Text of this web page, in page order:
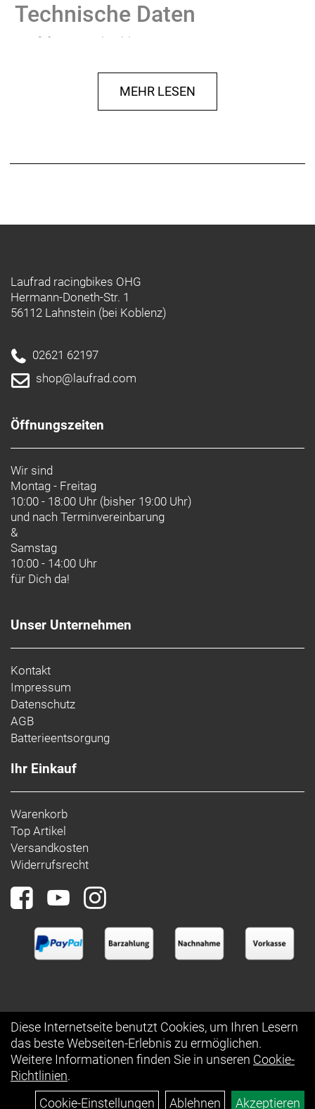
Technische Daten
Ausführung:
Faltschloss
hoch
universal
MEHR LESEN
Laufrad racingbikes OHG
Hermann-Doneth-Str. 1
56112 Lahnstein (bei Koblenz)
02621 62197
shop@laufrad.com
Öffnungszeiten
Wir sind
Montag - Freitag
10:00 - 18:00 Uhr (bisher 19:00 Uhr)
und nach Terminvereinbarung
&
Samstag
10:00 - 14:00 Uhr
für Dich da!
Unser Unternehmen
Kontakt
Impressum
Datenschutz
AGB
Batterieentsorgung
Ihr Einkauf
Warenkorb
Top Artikel
Versandkosten
Widerrufsrecht
Diese Internetseite benutzt Cookies, um Ihren Lesern
das beste Webseiten-Erlebnis zu ermöglichen.
Weitere Informationen finden Sie in unseren Cookie-
Richtlinien.
Cookie-Einstellungen
Ablehnen Akzeptieren
Auftrag widerrufen